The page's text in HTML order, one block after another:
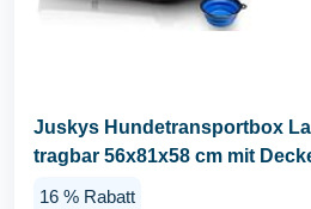
Juskys Hundetransportbox
tragbar 56x81x58 cm mit
16 % Rabatt